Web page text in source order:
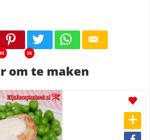
25 25
om te maken